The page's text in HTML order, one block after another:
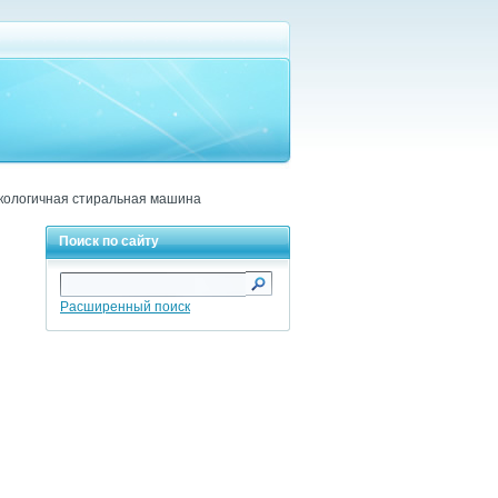
стиральная машина
Поиск по сайту
Расширенный поиск